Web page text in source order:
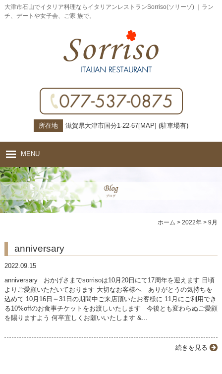
大津市石山でイタリア料理ならイタリアンレストランSorriso(ソリーゾ) ｜ラン
チ、デートや女子会、ご家 族で。
所在地 滋賀県大津市国分1-22-67[MAP] (駐車場有)
MENU
ホーム
コンセプト
アラカルト
コース
ドリンク
ホーム >2022年 >9月
anniversary
2022.09.15
anniversary おかげさまでsorrisoは10月20日にて17周年を迎えます 日頃
よりご愛顧いただいております 大切なお客様へ ありがとうの気持ちを
込めて 10月16日～31日の期間中ご来店頂いたお客様に 11月にご利用でき
る10%offのお食事チケットをお渡しいたします 今後とも変わらぬご愛顧
を賜りますよう 何卒宜しくお願いいたします &...
続きを見る